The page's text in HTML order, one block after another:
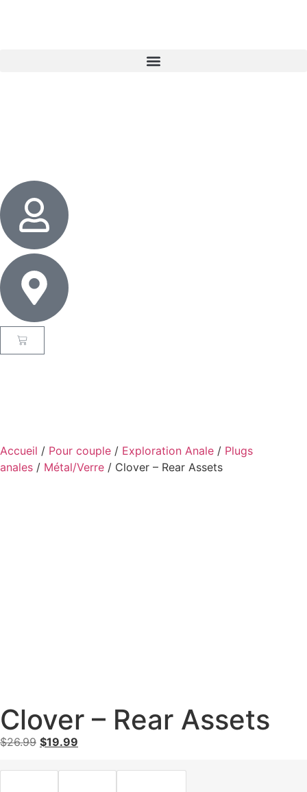
Accueil / Pour couple / Exploration Anale / Plugs
anales / Métal/Verre / Clover – Rear Assets
Clover – Rear Assets
$26.99 $19.99